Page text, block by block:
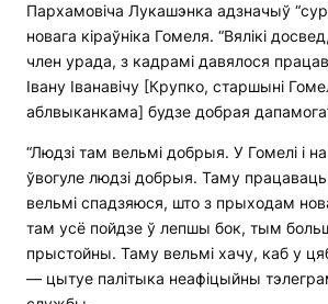
Пархамовіча Лукашэнка адзначыў
новага кіраўніка Гомеля. “Вялікі
член урада, з кадрамі давялося
Івану Іванавічу [Крупко, старшыні
аблвыканкама] будзе добрая
“Людзі там вельмі добрыя. У Гомелі і
ўвогуле людзі добрыя. Таму
вельмі спадзяюся, што з прыходам
там усё пойдзе ў лепшы бок, тым
прыстойны. Таму вельмі хачу, каб у
— цытуе палітыка неафіцыйны